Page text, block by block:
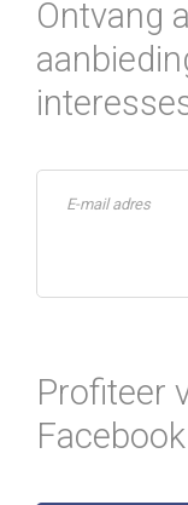
Ontvang
Profiteer